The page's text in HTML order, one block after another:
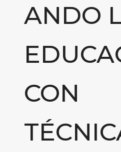
ANDO
CON